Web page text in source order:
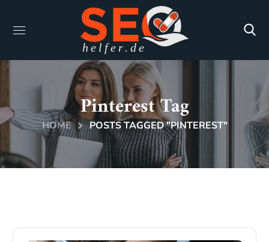
Pinterest Tag
HOME POSTS TAGGED "PINTEREST"